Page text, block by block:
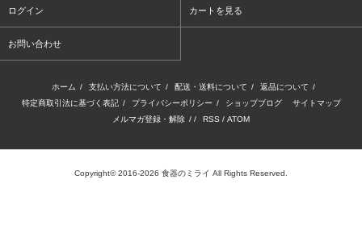
ログイン カートを見る
お問い合わせ
ホーム / 支払い方法について / 配送・送料について / 返品について /
特定商取引法に基づく表記 / プライバシーポリシー / ショップブログ
サイトマップ
メルマガ登録・解除 / / RSS / ATOM
Copyright© 2016-2026 食器のミライ All Rights Reserved.